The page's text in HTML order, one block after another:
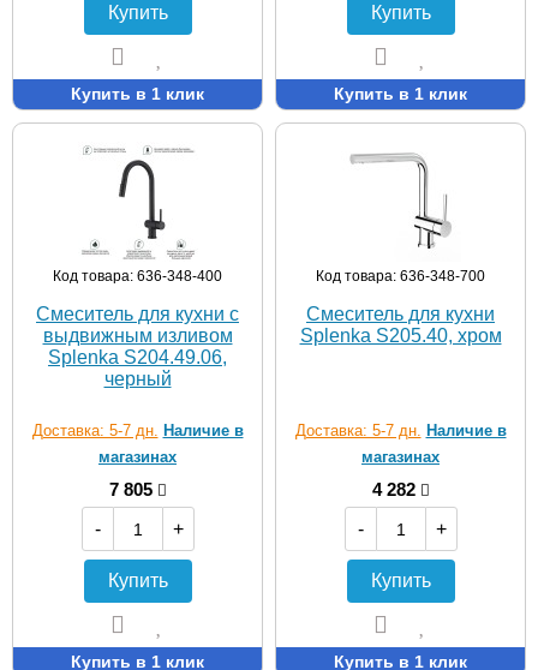
Купить
Купить в 1 клик
Купить
Купить в 1 клик
Код товара: 636-348-400
Смеситель для кухни с
выдвижным изливом
Splenka S204.49.06,
черный
Доставка: 5-7 дн. Наличие в
магазинах
7 805
-
+
Купить
Купить в 1 клик
Код товара: 636-348-700
Смеситель для кухни
Splenka S205.40, хром
Доставка: 5-7 дн. Наличие в
магазинах
4 282
-
+
Купить
Купить в 1 клик